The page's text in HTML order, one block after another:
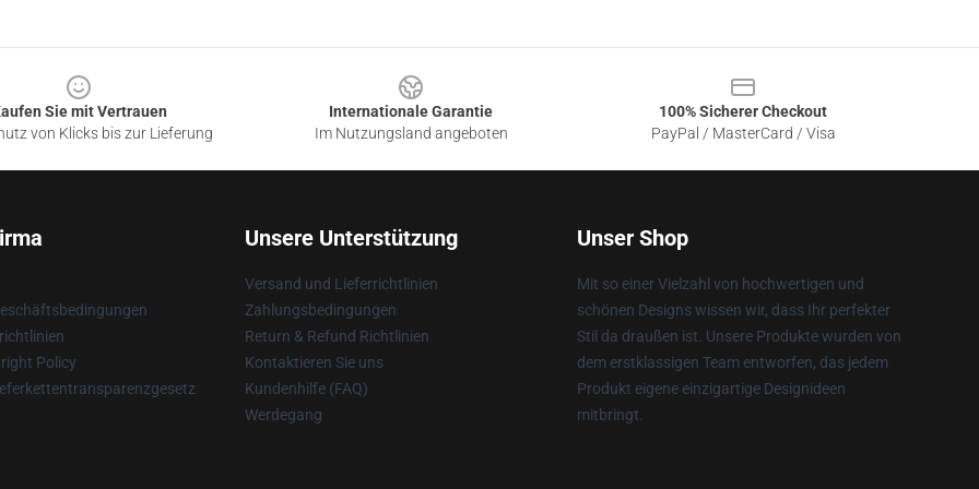
Sie mit Vertrauen
von Klicks bis zur Lieferung
Internationale Garantie
Im Nutzungsland angeboten
100% Sicherer Checkout
PayPal / MasterCard / Visa
Policy
Unsere Unterstützung
Versand und Lieferrichtlinien
Zahlungsbedingungen
Return & Refund Richtlinien
Kontaktieren Sie uns
Kundenhilfe (FAQ)
Werdegang
Unser Shop
Mit so einer Vielzahl von hochwertigen und
schönen Designs wissen wir, dass Ihr perfekter
Stil da draußen ist. Unsere Produkte wurden von
dem erstklassigen Team entworfen, das jedem
Produkt eigene einzigartige Designideen
mitbringt.